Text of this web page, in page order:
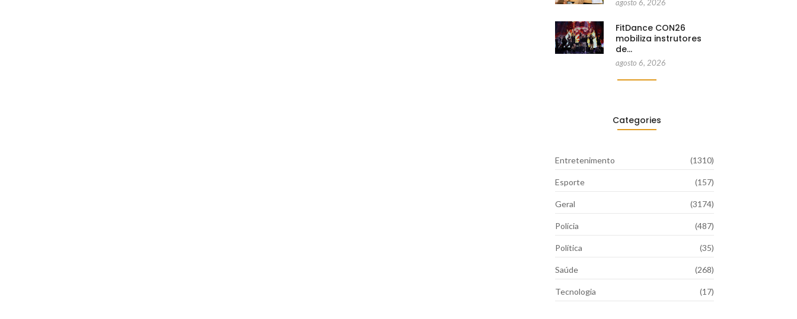
agosto 6, 2026
FitDance CON26
mobiliza instrutores
de…
agosto 6, 2026
Categories
Entretenimento (1310)
Esporte (157)
Geral (3174)
Polícia (487)
Política (35)
Saúde (268)
Tecnologia (17)